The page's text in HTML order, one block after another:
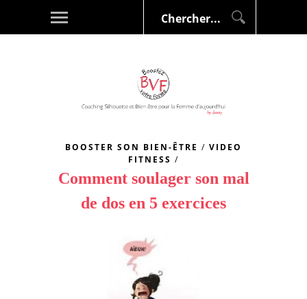
BOOSTER SON BIEN-ÊTRE / VIDEO
FITNESS /
Comment soulager son mal
de dos en 5 exercices